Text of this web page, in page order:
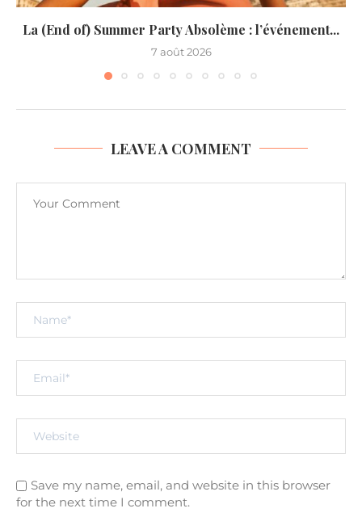
La (End of) Summer Party Absolème : l’événement...
7 août 2026
LEAVE A COMMENT
Save my name, email, and website in this browser
for the next time I comment.